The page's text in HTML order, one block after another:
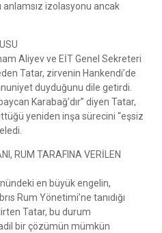
anlamsız izolasyonu ancak
Aliyev ve EİT Genel Sekreteri
Tatar, zirvenin Hankendi’de
duyduğunu dile getirdi.
Karabağ’dır” diyen Tatar,
yeniden inşa sürecini “eşsiz
RUM TARAFINA VERİLEN
en büyük engelin,
Rum Yönetimi’ne tanıdığı
Tatar, bu durum
bir çözümün mümkün